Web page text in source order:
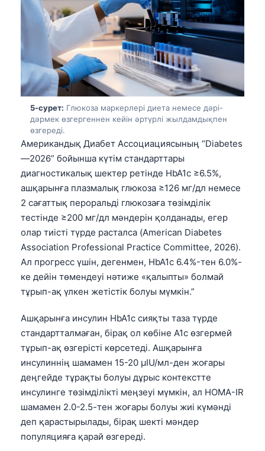
5-сурет: Глюкоза маркерлері диета немесе дәрі-
дәрмек өзгергеннен кейін әртүрлі жылдамдықпен
өзгереді.
Американдық Диабет Ассоциациясының “Diabetes
—2026” бойынша күтім стандарттары
диагностикалық шектер ретінде HbA1c ≥6.5%,
ашқарынға плазмалық глюкоза ≥126 мг/дл немесе
2 сағаттық пероральді глюкозаға төзімділік
тестінде ≥200 мг/дл мәндерін қолданады, егер
олар тиісті түрде расталса (American Diabetes
Association Professional Practice Committee, 2026).
Ал прогресс үшін, дегенмен, HbA1c 6.4%-тен 6.0%-
ке дейін төмендеуі нәтиже «қалыпты» болмай
тұрып-ақ үлкен жетістік болуы мүмкін.”
Ашқарынға инсулин HbA1c сияқты таза түрде
стандартталмаған, бірақ ол көбіне A1c өзгермей
тұрып-ақ өзгерісті көрсетеді. Ашқарынға
инсулиннің шамамен 15-20 µIU/мл-ден жоғары
деңгейде тұрақты болуы дұрыс контекстте
инсулинге төзімділікті меңзеуі мүмкін, ал HOMA-IR
шамамен 2.0-2.5-тен жоғары болуы жиі күмәнді
деп қарастырылады, бірақ шекті мәндер
популяцияға қарай өзгереді.
മലയാളം
Bahasa Melayu
Tiếng Việt
Tagalog
ไทย
ဗမာစာ
ភាសាខ្មែរ
Українська
O‘zbekcha
Català
Suomi
Hrvatski
پښتو
سنڌي
සිංහල
অসমীয়া
Galego
Latviešu valoda
Македонски јазик